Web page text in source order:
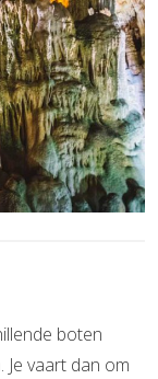
boten
vaart dan om